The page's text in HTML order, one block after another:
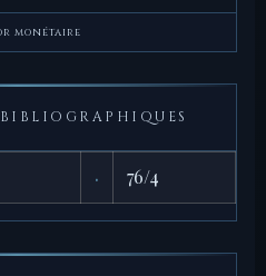
monétaire
· 76/4